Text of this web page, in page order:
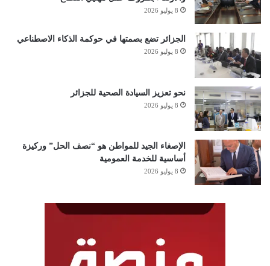
8 يوليو 2026
الجزائر تضع بصمتها في حوكمة الذكاء الاصطناعي
8 يوليو 2026
نحو تعزيز السيادة الصحية للجزائر
8 يوليو 2026
الإصغاء الجيد للمواطن هو “نصف الحل” وركيزة
أساسية للخدمة العمومية
8 يوليو 2026